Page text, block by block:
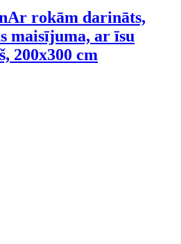
Ar rokām darināts,
maisījuma, ar īsu
200x300 cm